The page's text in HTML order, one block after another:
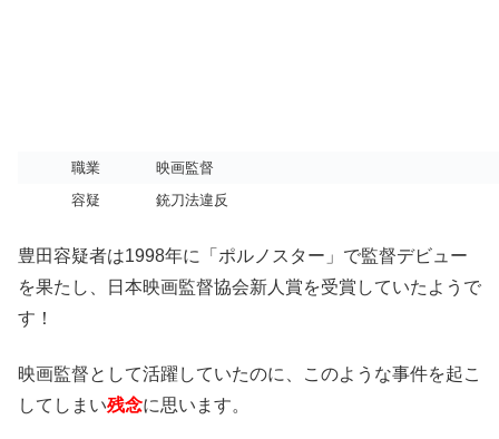
職業
映画監督
容疑
銃刀法違反
豊田容疑者は1998年に「ポルノスター」で監督デビュー
を果たし、日本映画監督協会新人賞を受賞していたようで
す！
映画監督として活躍していたのに、このような事件を起こ
してしまい残念に思います。